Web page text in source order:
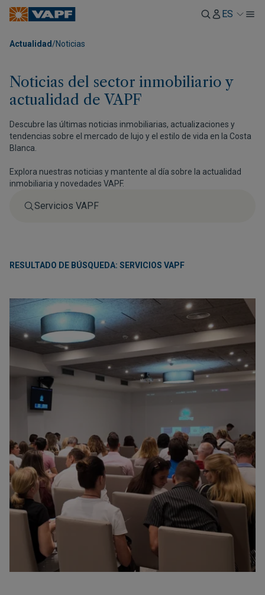
ES
Actualidad /Noticias
Noticias del sector inmobiliario y
actualidad de VAPF
Descubre las últimas noticias inmobiliarias, actualizaciones y
tendencias sobre el mercado de lujo y el estilo de vida en la Costa
Blanca.
Explora nuestras noticias y mantente al día sobre la actualidad
inmobiliaria y novedades VAPF.
RESULTADO DE BÚSQUEDA: SERVICIOS VAPF